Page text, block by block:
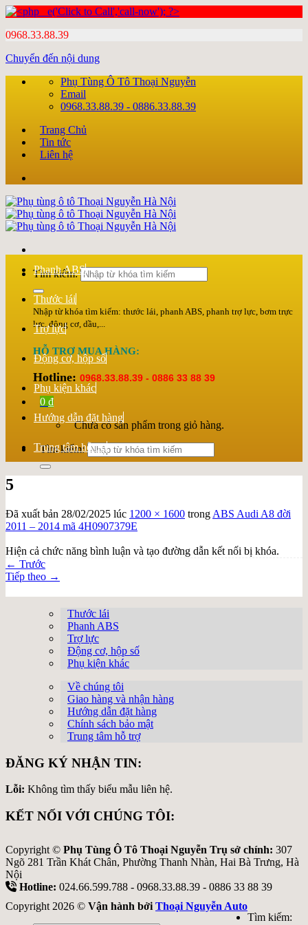
0968.33.88.39
Chuyển đến nội dung
Phụ Tùng Ô Tô Thoại Nguyễn
Email
0968.33.88.39 - 0886.33.88.39
Trang Chủ
Tin tức
Liên hệ
Tìm kiếm:
Nhập từ khóa tìm kiếm: thước lái, phanh ABS, phanh trợ lực, bơm trực
lực, động cơ, dầu,...
HỖ TRỢ MUA HÀNG:
Hotline: 0968.33.88.39 - 0886 33 88 39
0 ₫
Chưa có sản phẩm trong giỏ hàng.
Tìm kiếm:
Phanh ABS
Thước lái
Trợ lực
Động cơ, hộp số
Phụ kiện khác
Hướng dẫn đặt hàng
Trung tâm hỗ trợ
5
Đã xuất bản 28/02/2025 lúc 1200 × 1600 trong ABS Audi A8 đời
2011 – 2014 mã 4H0907379E
Hiện cả chức năng bình luận và tạo đường dẫn kết nối bị khóa.
← Trước
Tiếp theo →
Thước lái
Phanh ABS
Trợ lực
Động cơ, hộp số
Phụ kiện khác
Về chúng tôi
Giao hàng và nhận hàng
Hướng dẫn đặt hàng
Chính sách bảo mật
Trung tâm hỗ trợ
ĐĂNG KÝ NHẬN TIN:
Lỗi: Không tìm thấy biểu mẫu liên hệ.
KẾT NỐI VỚI CHÚNG TÔI:
Copyright © Phụ Tùng Ô Tô Thoại Nguyễn Trụ sở chính: 307
Ngõ 281 Trần Khát Chân, Phường Thanh Nhàn, Hai Bà Trưng, Hà
Nội
Hotline: 024.66.599.788 - 0968.33.88.39 - 0886 33 88 39
Copyright 2026 © Vận hành bởi Thoại Nguyễn Auto
Tìm kiếm: